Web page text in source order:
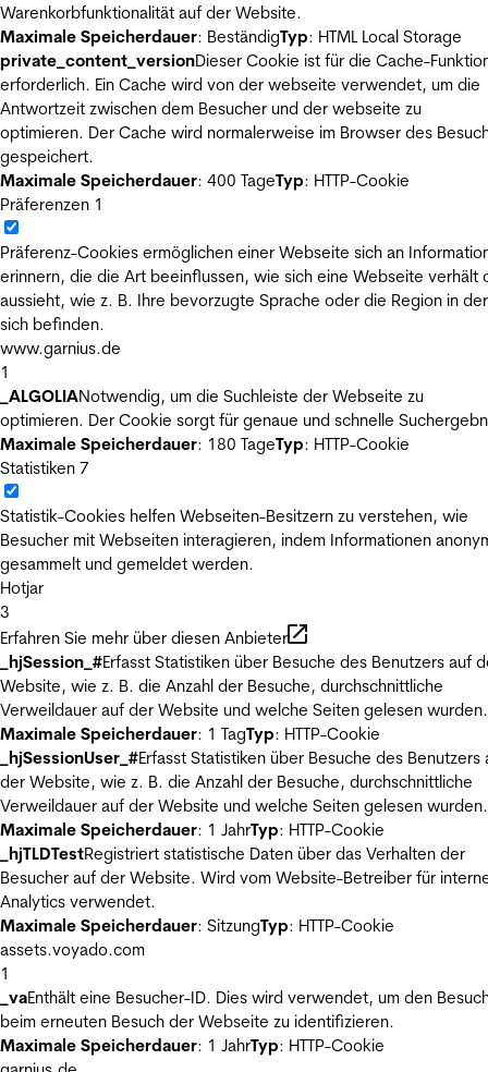
Warenkorbfunktionalität auf der Website.
Maximale Speicherdauer: BeständigTyp: HTML Local Storage
private_content_versionDieser Cookie ist für die Cache-
erforderlich. Ein Cache wird von der webseite verwendet, um die
Antwortzeit zwischen dem Besucher und der webseite zu
optimieren. Der Cache wird normalerweise im Browser des
gespeichert.
Maximale Speicherdauer: 400 TageTyp: HTTP-Cookie
Präferenzen 1
Präferenz-Cookies ermöglichen einer Webseite sich an
erinnern, die die Art beeinflussen, wie sich eine Webseite verhält
aussieht, wie z. B. Ihre bevorzugte Sprache oder die Region in
sich befinden.
www.garnius.de
1
_ALGOLIANotwendig, um die Suchleiste der Webseite zu
optimieren. Der Cookie sorgt für genaue und schnelle
Maximale Speicherdauer: 180 TageTyp: HTTP-Cookie
Statistiken 7
Statistik-Cookies helfen Webseiten-Besitzern zu verstehen, wie
Besucher mit Webseiten interagieren, indem Informationen
gesammelt und gemeldet werden.
Hotjar
3
Erfahren Sie mehr über diesen Anbieter
_hjSession_#Erfasst Statistiken über Besuche des Benutzers auf
Website, wie z. B. die Anzahl der Besuche, durchschnittliche
Verweildauer auf der Website und welche Seiten gelesen wurden.
Maximale Speicherdauer: 1 TagTyp: HTTP-Cookie
_hjSessionUser_#Erfasst Statistiken über Besuche des Benutzers
der Website, wie z. B. die Anzahl der Besuche, durchschnittliche
Verweildauer auf der Website und welche Seiten gelesen wurden.
Maximale Speicherdauer: 1 JahrTyp: HTTP-Cookie
_hjTLDTestRegistriert statistische Daten über das Verhalten der
Besucher auf der Website. Wird vom Website-Betreiber für
Analytics verwendet.
Maximale Speicherdauer: SitzungTyp: HTTP-Cookie
assets.voyado.com
1
_vaEnthält eine Besucher-ID. Dies wird verwendet, um den
beim erneuten Besuch der Webseite zu identifizieren.
Maximale Speicherdauer: 1 JahrTyp: HTTP-Cookie